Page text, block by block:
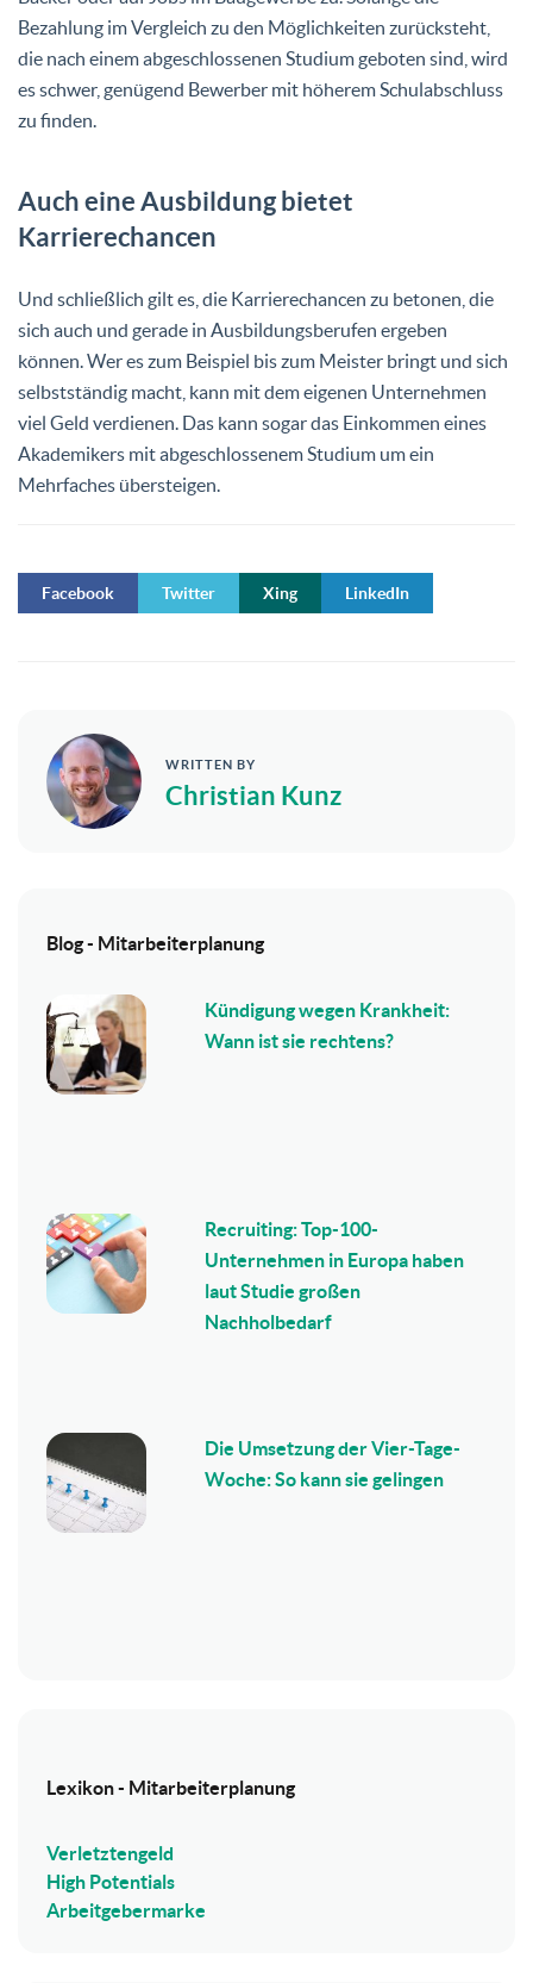
Bezahlung im Vergleich zu den Möglichkeiten zurücksteht,
die nach einem abgeschlossenen Studium geboten sind, wird
es schwer, genügend Bewerber mit höherem Schulabschluss
zu finden.
Auch eine Ausbildung bietet
Karrierechancen
Und schließlich gilt es, die Karrierechancen zu betonen, die
sich auch und gerade in Ausbildungsberufen ergeben
können. Wer es zum Beispiel bis zum Meister bringt und sich
selbstständig macht, kann mit dem eigenen Unternehmen
viel Geld verdienen. Das kann sogar das Einkommen eines
Akademikers mit abgeschlossenem Studium um ein
Mehrfaches übersteigen.
Facebook Twitter Xing LinkedIn
WRITTEN BY
Christian Kunz
Blog - Mitarbeiterplanung
Kündigung wegen Krankheit:
Wann ist sie rechtens?
Recruiting: Top-100-
Unternehmen in Europa haben
laut Studie großen
Nachholbedarf
Die Umsetzung der Vier-Tage-
Woche: So kann sie gelingen
Lexikon - Mitarbeiterplanung
Verletztengeld
High Potentials
Arbeitgebermarke